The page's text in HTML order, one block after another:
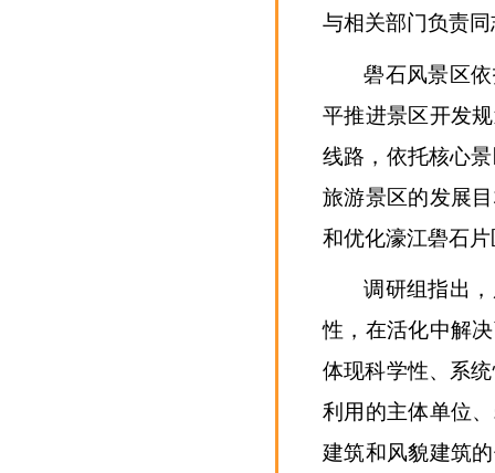
与相关部门负责
礐石风景区
平推进景区开发
线路，依托核心
旅游景区的发展
和优化濠江礐石
调研组指出
性，在活化中解
体现科学性、系
利用的主体单位
建筑和风貌建筑